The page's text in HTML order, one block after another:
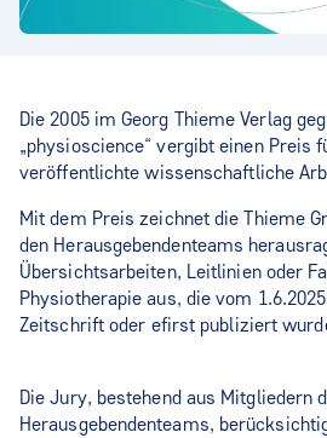
Die 2005 im Georg Thieme Verlag
„physioscience“ vergibt einen Preis
veröffentlichte wissenschaftliche
Mit dem Preis zeichnet die Thieme
den Herausgebendenteams
Übersichtsarbeiten, Leitlinien oder
Physiotherapie aus, die vom
Zeitschrift oder efirst publiziert
Die Jury, bestehend aus Mitgliedern
Herausgebendenteams,